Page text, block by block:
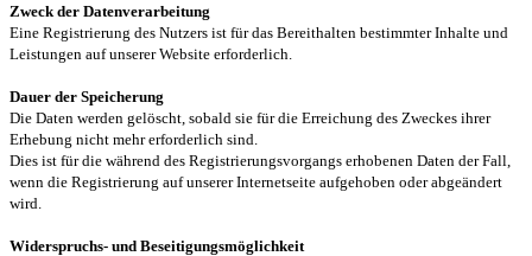
Zweck der Datenverarbeitung
Eine Registrierung des Nutzers ist für das Bereithalten bestimmter Inhalte und
Leistungen auf unserer Website erforderlich.
Dauer der Speicherung
Die Daten werden gelöscht, sobald sie für die Erreichung des Zweckes ihrer
Erhebung nicht mehr erforderlich sind.
Dies ist für die während des Registrierungsvorgangs erhobenen Daten der Fall,
wenn die Registrierung auf unserer Internetseite aufgehoben oder abgeändert
wird.
Widerspruchs- und Beseitigungsmöglichkeit